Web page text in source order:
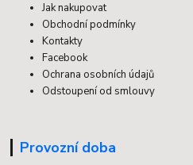
Jak nakupovat
Obchodní podmínky
Kontakty
Facebook
Ochrana osobních údajů
Odstoupení od smlouvy
Provozní doba